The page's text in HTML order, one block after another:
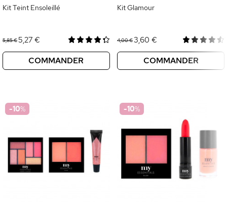
Kit Teint Ensoleillé
5,85 €5,27 €
COMMANDER
Kit Glamour
4,00 €3,60 €
COMMANDER
-10% -10%